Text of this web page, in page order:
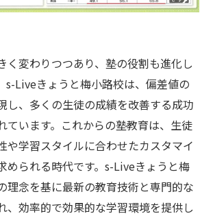
く変わりつつあり、塾の役割も進化し
s-Liveきょうと梅小路校は、偏差値の
し、多くの生徒の成績を改善する成功
ています。これからの塾教育は、生徒
や学習スタイルに合わせたカスタマイ
められる時代です。s-Liveきょうと梅
理念を基に最新の教育技術と専門的な
、効率的で効果的な学習環境を提供し